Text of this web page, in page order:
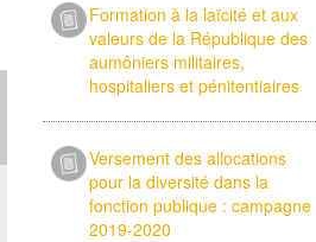
Formation à la laïcité et aux
valeurs de la République des
aumôniers militaires,
hospitaliers et pénitentiaires
Versement des allocations
pour la diversité dans la
fonction publique : campagne
2019-2020